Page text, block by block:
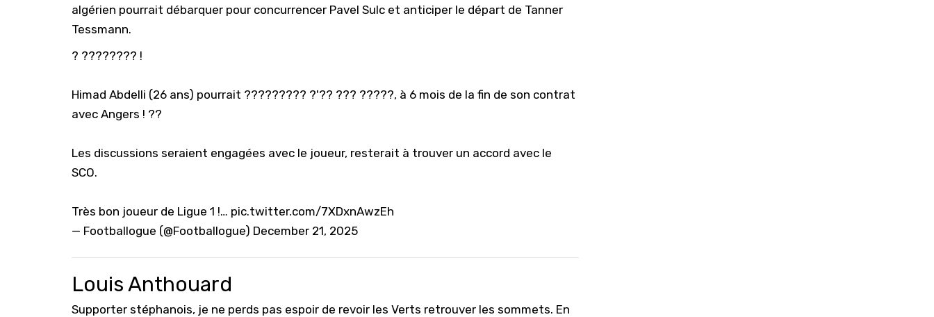
algérien pourrait débarquer pour concurrencer Pavel Sulc et anticiper le départ de Tanner
Tessmann.
? ???????? !
Himad Abdelli (26 ans) pourrait ????????? ?'?? ??? ?????, à 6 mois de la fin de son contrat
avec Angers ! ??
Les discussions seraient engagées avec le joueur, resterait à trouver un accord avec le
SCO.
Très bon joueur de Ligue 1 !… pic.twitter.com/7XDxnAwzEh
— Footballogue (@Footballogue) December 21, 2025
Louis Anthouard
Supporter stéphanois, je ne perds pas espoir de revoir les Verts retrouver les sommets. En